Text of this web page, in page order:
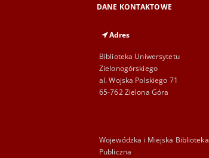
DANE KONTAKTOWE
Adres
Biblioteka Uniwersytetu
Zielonogórskiego
al. Wojska Polskiego 71
65-762 Zielona Góra
Wojewódzka i Miejska Biblioteka
Publiczna